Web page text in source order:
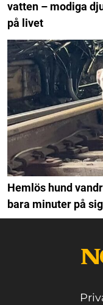
vatten – modiga
på livet
Hemlös hund
bara minuter på